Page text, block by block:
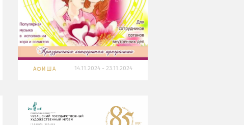
14.11.2024 - 23.11.2024
АФИША